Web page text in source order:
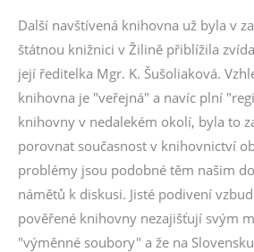
Další navštívená knihovna už byla v
štátnou knižnici v Žilině přiblížila
její ředitelka Mgr. K. Šušoliaková.
knihovna je "veřejná" a navíc plní
knihovny v nedalekém okolí, byla to
porovnat současnost v knihovnictví
problémy jsou podobné těm našim
námětů k diskusi. Jisté podivení
pověřené knihovny nezajišťují svým
"výměnné soubory" a že na